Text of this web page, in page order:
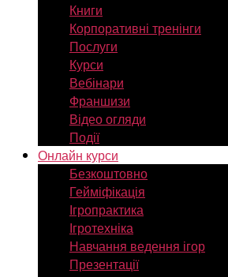
Книги
Корпоративні тренінги
Послуги
Курси
Вебінари
Франшизи
Відео огляди
Події
Онлайн курси
Безкоштовно
Гейміфікація
Ігропрактика
Ігротехніка
Навчання ведення ігор
Презентації